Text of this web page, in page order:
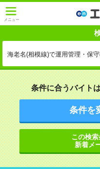
メニュー
海老名(相模線)で運用管理・保
条件に合うバイト
条件を
この検
新着メ